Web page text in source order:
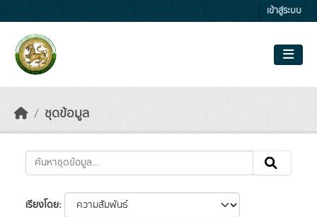
เข้าสู่ระบบ
ชุดข้อมูล
เรียงโดย